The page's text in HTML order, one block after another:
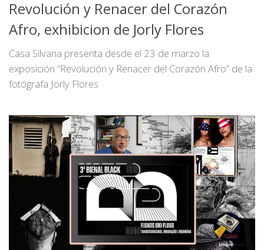
Revolución y Renacer del Corazón
Afro, exhibicion de Jorly Flores
Casa Silvana presenta desde el 23 de marzo la
exposición “Revolución y Renacer del Corazón Afro” de la
fotógrafa Jorly Flores